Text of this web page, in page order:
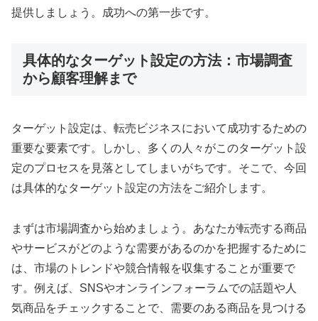
提供しましょう。成功への第一歩です。
具体的なターゲット設定の方法：市場調査
から顧客理解まで
ターゲット設定は、転売ビジネスにおいて成功するための
重要な要素です。しかし、多くの人々がこのターゲット設
定のプロセスを見落としてしまいがちです。そこで、今回
は具体的なターゲット設定の方法をご紹介します。
まずは市場調査から始めましょう。あなたが転売する商品
やサービスがどのような需要があるのかを把握するために
は、市場のトレンドや競合情報を収集することが重要で
す。例えば、SNSやオンラインフォーラムでの話題や人
気商品をチェックすることで、需要のある商品を見つける